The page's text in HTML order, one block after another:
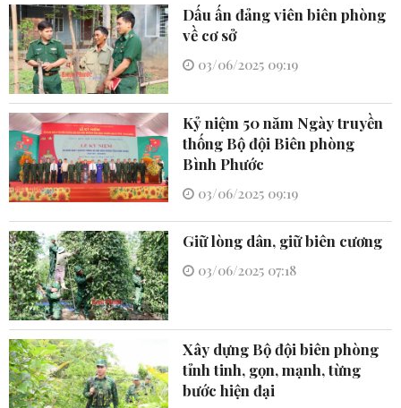
Dấu ấn đảng viên biên phòng
về cơ sở
03/06/2025 09:19
Kỷ niệm 50 năm Ngày truyền
thống Bộ đội Biên phòng
Bình Phước
03/06/2025 09:19
Giữ lòng dân, giữ biên cương
03/06/2025 07:18
Xây dựng Bộ đội biên phòng
tỉnh tinh, gọn, mạnh, từng
bước hiện đại